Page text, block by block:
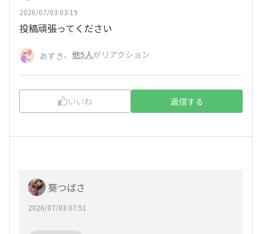
2026/07/03 03:19
投稿頑張ってください
あずき、 他5人がリアクション
いいね 返信する
葵つばさ
2026/07/03 07:51